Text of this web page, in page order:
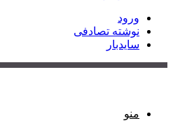
ورود
نوشته تصادفی
سایدبار
منو